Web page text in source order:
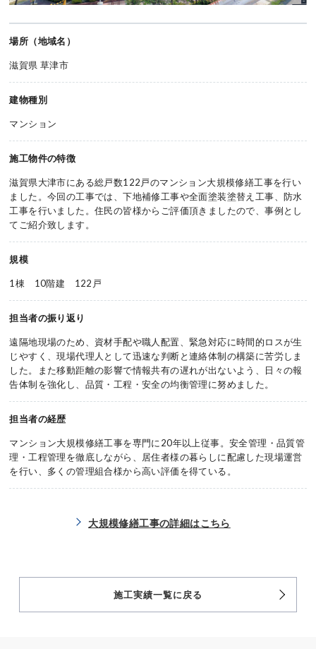
場所（地域名）
滋賀県 草津市
建物種別
マンション
施工物件の特徴
滋賀県大津市にある総戸数122戸のマンション大規模修繕工事を行い
ました。今回の工事では、下地補修工事や全面塗装塗替え工事、防水
工事を行いました。住民の皆様からご評価頂きましたので、事例とし
てご紹介致します。
規模
1棟 10階建 122戸
担当者の振り返り
遠隔地現場のため、資材手配や職人配置、緊急対応に時間的ロスが生
じやすく、現場代理人として迅速な判断と連絡体制の構築に苦労しま
した。また移動距離の影響で情報共有の遅れが出ないよう、日々の報
告体制を強化し、品質・工程・安全の均衡管理に努めました。
担当者の経歴
マンション大規模修繕工事を専門に20年以上従事。安全管理・品質管
理・工程管理を徹底しながら、居住者様の暮らしに配慮した現場運営
を行い、多くの管理組合様から高い評価を得ている。
大規模修繕工事の詳細はこちら
施工実績一覧に戻る